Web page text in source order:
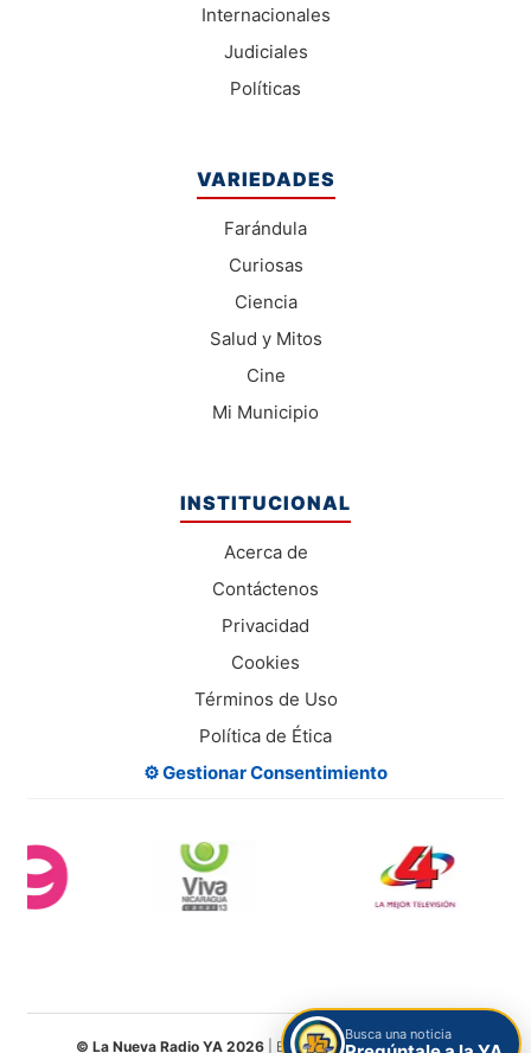
Busca una noticia
Internacionales
Judiciales
Políticas
VARIEDADES
Farándula
Curiosas
Ciencia
Salud y Mitos
Cine
Mi Municipio
INSTITUCIONAL
Acerca de
Contáctenos
Privacidad
Cookies
Términos de Uso
Política de Ética
⚙️ Gestionar Consentimiento
© La Nueva Radio YA 2026 | Entretenimiento Digital S.A.